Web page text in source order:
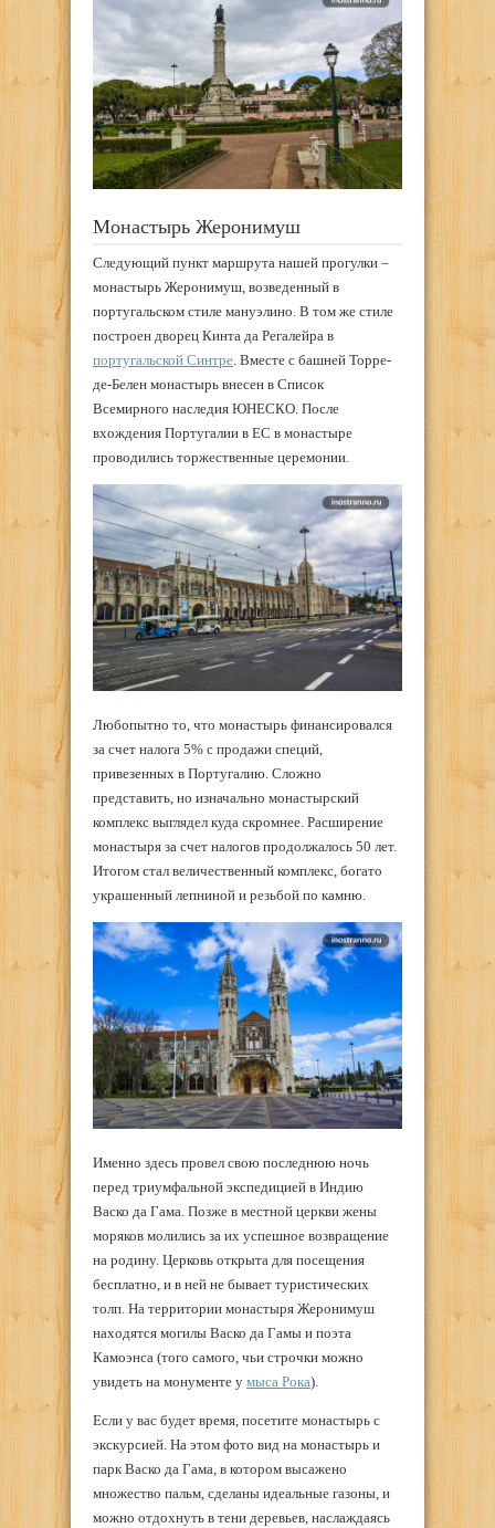
Монастырь Жеронимуш
Следующий пункт маршрута нашей прогулки –
монастырь Жеронимуш, возведенный в
португальском стиле мануэлино. В том же стиле
построен дворец Кинта да Регалейра в
португальской Синтре. Вместе с башней Торре-
де-Белен монастырь внесен в Список
Всемирного наследия ЮНЕСКО. После
вхождения Португалии в ЕС в монастыре
проводились торжественные церемонии.
Любопытно то, что монастырь финансировался
за счет налога 5% с продажи специй,
привезенных в Португалию. Сложно
представить, но изначально монастырский
комплекс выглядел куда скромнее. Расширение
монастыря за счет налогов продолжалось 50 лет.
Итогом стал величественный комплекс, богато
украшенный лепниной и резьбой по камню.
Именно здесь провел свою последнюю ночь
перед триумфальной экспедицией в Индию
Васко да Гама. Позже в местной церкви жены
моряков молились за их успешное возвращение
на родину. Церковь открыта для посещения
бесплатно, и в ней не бывает туристических
толп. На территории монастыря Жеронимуш
находятся могилы Васко да Гамы и поэта
Камоэнса (того самого, чьи строчки можно
увидеть на монументе у мыса Рока).
Если у вас будет время, посетите монастырь с
экскурсией. На этом фото вид на монастырь и
парк Васко да Гама, в котором высажено
множество пальм, сделаны идеальные газоны, и
можно отдохнуть в тени деревьев, наслаждаясь